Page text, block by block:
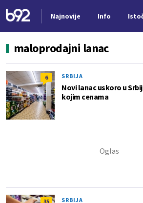
Najnovije Info
maloprodajni lanac
6 SRBIJA
Novi lanac uskoro u
kojim cenama
35 SRBIJA